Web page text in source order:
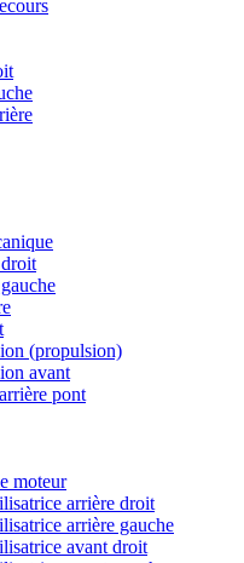
(propulsion)
avant
pont
moteur
arrière droit
arrière gauche
avant droit